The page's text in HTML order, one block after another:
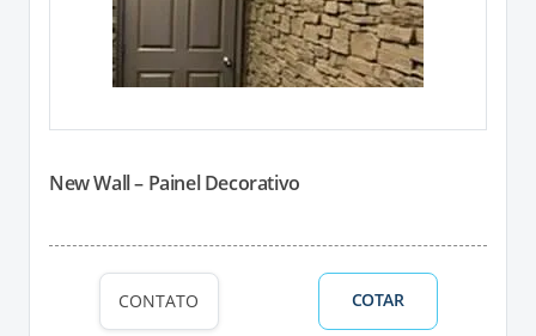
New Wall – Painel Decorativo
CONTATO COTAR